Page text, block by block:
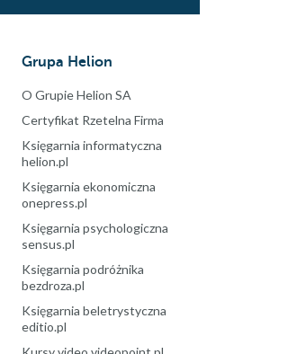
Grupa Helion
O Grupie Helion SA
Certyfikat Rzetelna Firma
Księgarnia informatyczna
helion.pl
Księgarnia ekonomiczna
onepress.pl
Księgarnia psychologiczna
sensus.pl
Księgarnia podróżnika
bezdroza.pl
Księgarnia beletrystyczna
editio.pl